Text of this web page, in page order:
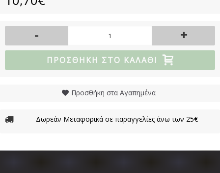
- +
ΠΡΟΣΘΉΚΗ ΣΤΟ ΚΑΛΆΘΙ
Προσθήκη στα Αγαπημένα
Δωρεάν Μεταφορικά σε παραγγελίες άνω των 25€